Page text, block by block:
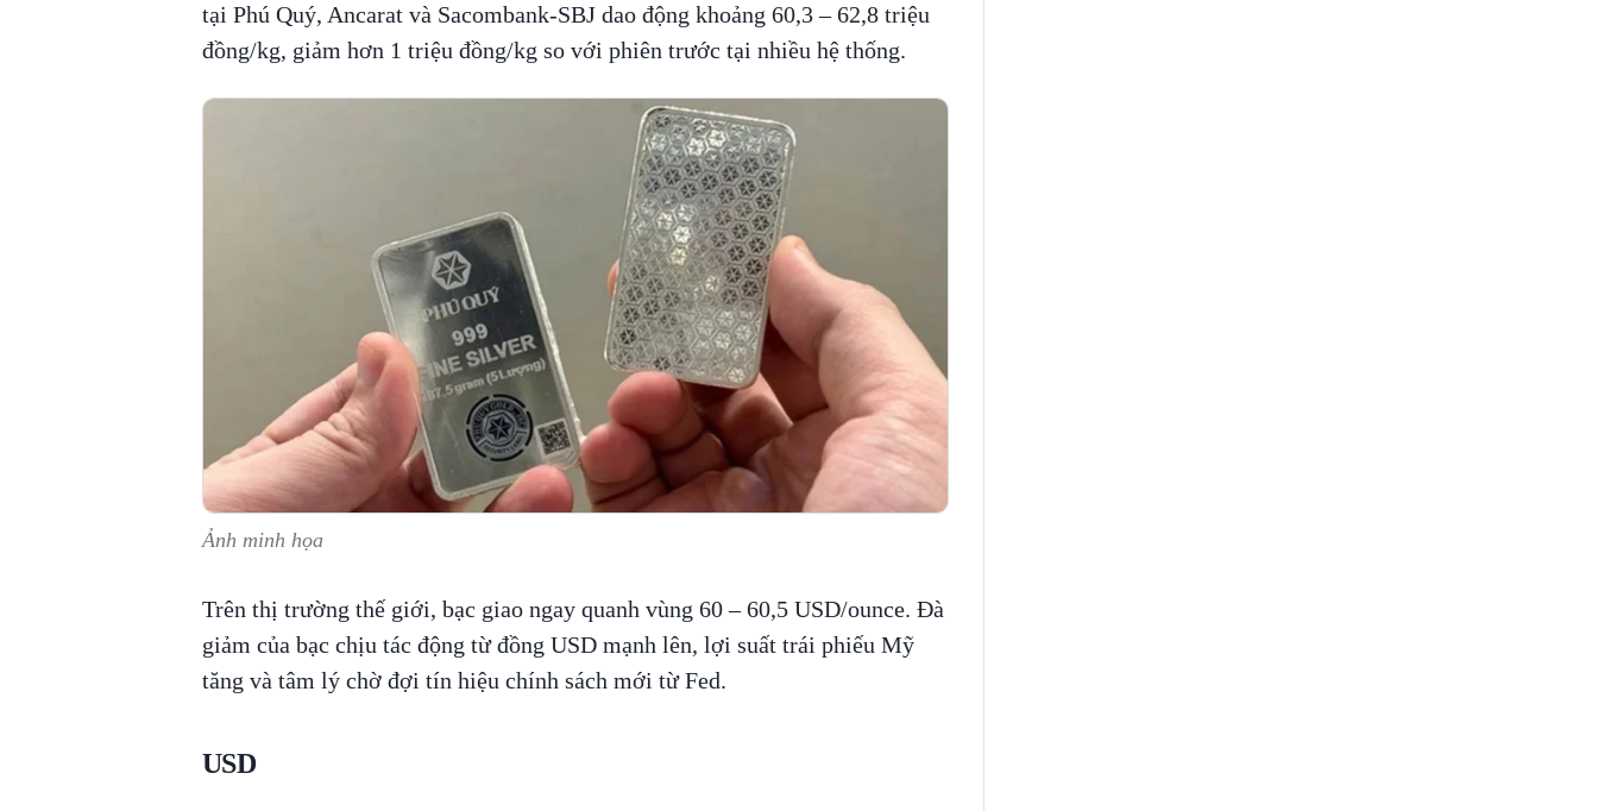
tại Phú Quý, Ancarat và Sacombank-SBJ dao động khoảng 60,3 – 62,8 triệu
đồng/kg, giảm hơn 1 triệu đồng/kg so với phiên trước tại nhiều hệ thống.
Ảnh minh họa
Trên thị trường thế giới, bạc giao ngay quanh vùng 60 – 60,5 USD/ounce. Đà
giảm của bạc chịu tác động từ đồng USD mạnh lên, lợi suất trái phiếu Mỹ
tăng và tâm lý chờ đợi tín hiệu chính sách mới từ Fed.
USD